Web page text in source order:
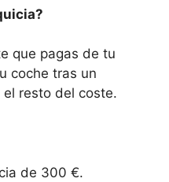
que pagas de tu
coche tras un
el resto del coste.
de 300 €.